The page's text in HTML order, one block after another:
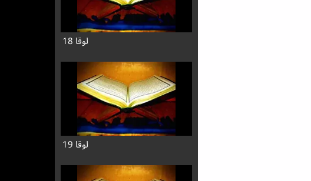
لوقا 18
لوقا 19